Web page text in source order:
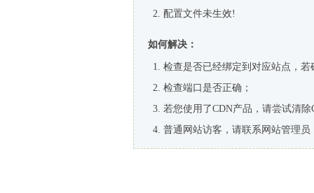
配置文件未生效!
如何解决：
检查是否已经绑定到对应站点，
检查端口是否正确；
若您使用了CDN产品，请尝试清除
普通网站访客，请联系网站管理员